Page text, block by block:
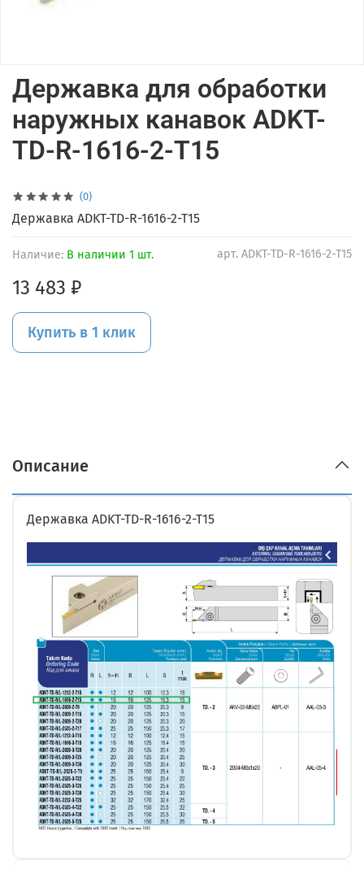
(0)
арт. ADKT-TD-R-1616-2-T15
Наличие: В наличии 1 шт.
Державка для обработки
наружных канавок ADKT-
TD-R-1616-2-T15
13 483 ₽
Купить в 1 клик
Державка ADKT-TD-R-1616-2-T15
Описание
Державка ADKT-TD-R-1616-2-T15